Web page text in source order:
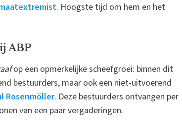
. Hoogste tijd om hem en het
ABP
op een opmerkelijke scheefgroei: binnen dit
bestuurders, maar ook een niet-uitvoerend
Rosenmöller. Deze bestuurders ontvangen per
van een paar vergaderingen.